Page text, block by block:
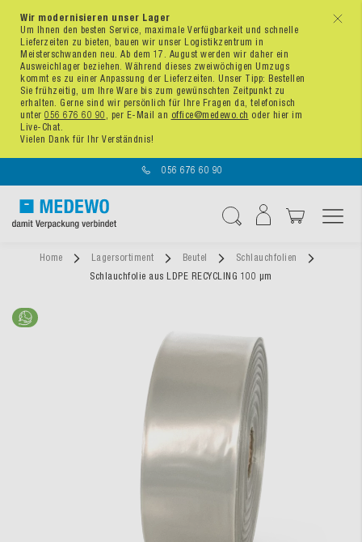
x
Wir modernisieren unser Lager
Um Ihnen den besten Service, maximale Verfügbarkeit und schnelle
Lieferzeiten zu bieten, bauen wir unser Logistikzentrum in
Meisterschwanden neu. Ab dem 17. August werden wir daher ein
Ausweichlager beziehen. Während dieses zweiwöchigen Umzugs
kommt es zu einer Anpassung der Lieferzeiten. Unser Tipp: Bestellen
Sie frühzeitig, um Ihre Ware bis zum gewünschten Zeitpunkt zu
erhalten. Gerne sind wir persönlich für Ihre Fragen da, telefonisch
unter 056 676 60 90 , per E-Mail an office@medewo.ch oder hier im
Live-Chat.
Vielen Dank für Ihr Verständnis!
056 676 60 90
Home Lagersortiment Beutel
Schlauchfolien
Schlauchfolie aus LDPE RECYCLING 100 µm